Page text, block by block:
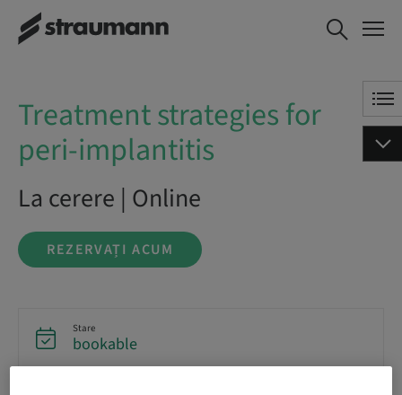
Treatment strategies for
peri-implantitis
REZERVAȚI ACUM
Treatment strategies for
peri-implantitis
La cerere | Online
REZERVAȚI ACUM
Stare
bookable